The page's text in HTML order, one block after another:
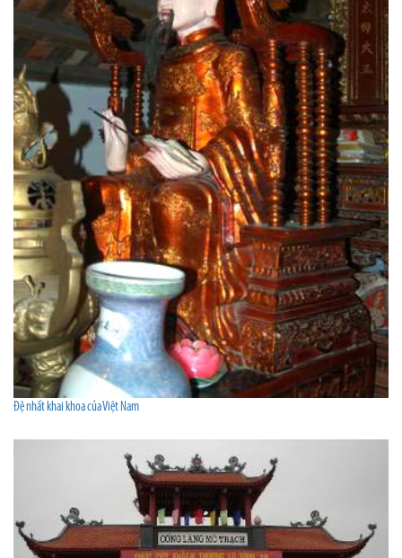
Đệ nhất khai khoa của Việt Nam